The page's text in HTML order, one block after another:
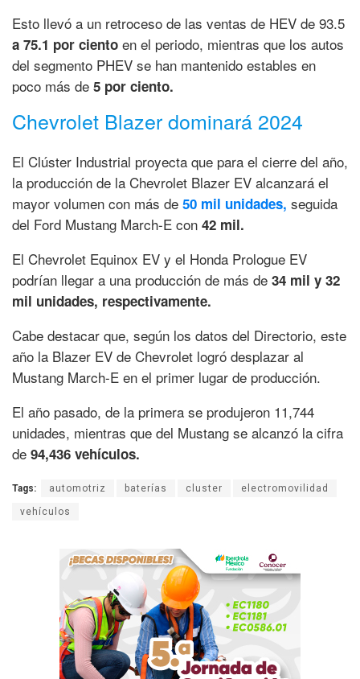
Esto llevó a un retroceso de las ventas de HEV de 93.5
a 75.1 por ciento en el periodo, mientras que los autos
del segmento PHEV se han mantenido estables en
poco más de 5 por ciento.
Chevrolet Blazer dominará 2024
El Clúster Industrial proyecta que para el cierre del año,
la producción de la Chevrolet Blazer EV alcanzará el
mayor volumen con más de 50 mil unidades, seguida
del Ford Mustang March-E con 42 mil.
El Chevrolet Equinox EV y el Honda Prologue EV
podrían llegar a una producción de más de 34 mil y 32
mil unidades, respectivamente.
Cabe destacar que, según los datos del Directorio, este
año la Blazer EV de Chevrolet logró desplazar al
Mustang March-E en el primer lugar de producción.
El año pasado, de la primera se produjeron 11,744
unidades, mientras que del Mustang se alcanzó la cifra
de 94,436 vehículos.
Tags: automotriz baterías cluster electromovilidad
vehículos